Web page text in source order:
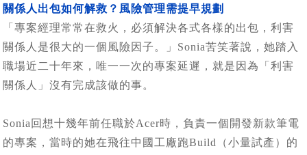
關係人出包如何解救？風險管理需提早規劃
「專案經理常常在救火，必須解決各式各樣的出包，利害
關係人是很大的一個風險因子。」Sonia苦笑著說，她踏入
職場近二十年來，唯一一次的專案延遲，就是因為「利害
關係人」沒有完成該做的事。
Sonia回想十幾年前任職於Acer時，負責一個開發新款筆電
的專案，當時的她在飛往中國工廠跑Build（小量試產）的